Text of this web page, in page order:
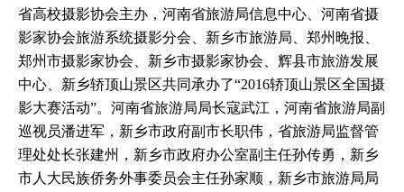
省高校摄影协会主办，河南省旅游局信息中心、河南省摄
影家协会旅游系统摄影分会、新乡市旅游局、郑州晚报、
郑州市摄影家协会、新乡市摄影家协会、辉县市旅游发展
中心、新乡轿顶山景区共同承办了“2016轿顶山景区全国摄
影大赛活动”。河南省旅游局局长寇武江，河南省旅游局副
巡视员潘进军，新乡市政府副市长职伟，省旅游局监督管
理处处长张建州，新乡市政府办公室副主任孙传勇，新乡
市人大民族侨务外事委员会主任孙家顺，新乡市旅游局局